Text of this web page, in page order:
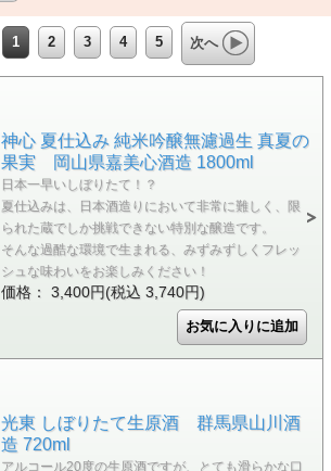
1 2 3 4 5 次へ
神心 夏仕込み 純米吟醸無濾過生 真夏の
果実 岡山県嘉美心酒造 1800ml
日本一早いしぼりたて！？
夏仕込みは、日本酒造りにおいて非常に難しく、限
られた蔵でしか挑戦できない特別な醸造です。
そんな過酷な環境で生まれる、みずみずしくフレッ
シュな味わいをお楽しみください！
価格： 3,400円(税込 3,740円)
光東 しぼりたて生原酒 群馬県山川酒
造 720ml
アルコール20度の生原酒ですが、とても滑らかな口